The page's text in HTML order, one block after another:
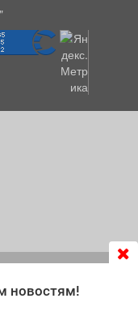
новостям!
которые
и сбора